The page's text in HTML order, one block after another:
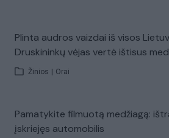
Plinta audros vaizdai iš visos
Druskininkų vėjas vertė ištisus
Žinios Orai
Pamatykite filmuotą medžiagą:
įskriejęs automobilis